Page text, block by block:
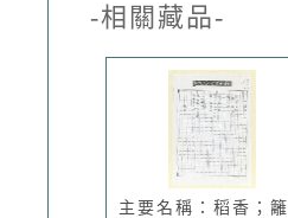
-相關藏品-
主要名稱：稻香；籬